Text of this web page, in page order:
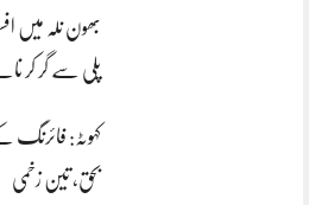
بھون نلہ میں
پلی سے گر کر
کہوٹہ:
بحق، تین زخمی